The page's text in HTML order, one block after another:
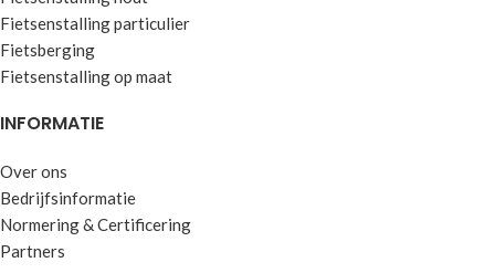
Fietsenstalling particulier
Fietsberging
Fietsenstalling op maat
INFORMATIE
Over ons
Bedrijfsinformatie
Normering & Certificering
Partners